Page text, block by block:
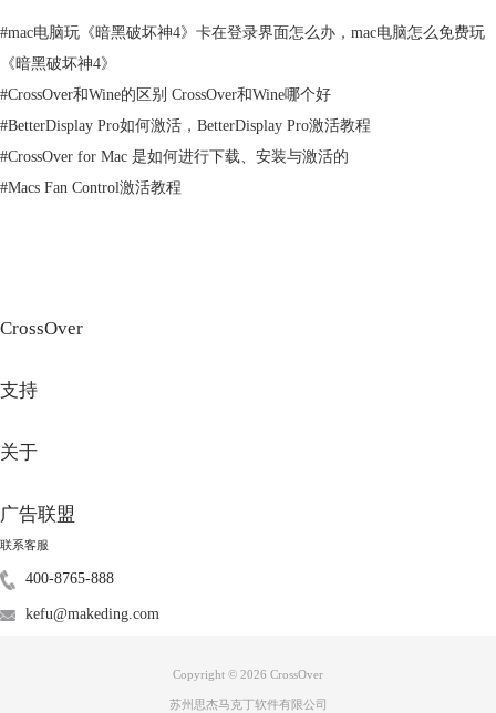
图3：普通解锁模式
步骤4：如果您是新用户，需要输入您的姓名和邮箱，设置密码。完成后
#mac电脑玩《暗黑破坏神4》卡在登录界面怎么办，mac电脑怎么免费玩
《暗黑破坏神4》
#CrossOver和Wine的区别 CrossOver和Wine哪个好
#BetterDisplay Pro如何激活，BetterDisplay Pro激活教程
#CrossOver for Mac 是如何进行下载、安装与激活的
#Macs Fan Control激活教程
CrossOver
支持
关于
广告联盟
联系客服
400-8765-888
kefu@makeding.com
Copyright © 2026 CrossOver
苏州思杰马克丁软件有限公司